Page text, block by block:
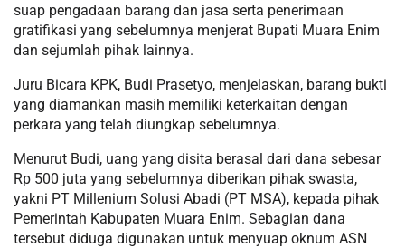
suap pengadaan barang dan jasa serta penerimaan
gratifikasi yang sebelumnya menjerat Bupati Muara Enim
dan sejumlah pihak lainnya.
Juru Bicara KPK, Budi Prasetyo, menjelaskan, barang bukti
yang diamankan masih memiliki keterkaitan dengan
perkara yang telah diungkap sebelumnya.
Menurut Budi, uang yang disita berasal dari dana sebesar
Rp 500 juta yang sebelumnya diberikan pihak swasta,
yakni PT Millenium Solusi Abadi (PT MSA), kepada pihak
Pemerintah Kabupaten Muara Enim. Sebagian dana
tersebut diduga digunakan untuk menyuap oknum ASN